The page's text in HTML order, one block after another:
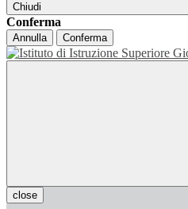
Chiudi
Conferma
Annulla Conferma
close